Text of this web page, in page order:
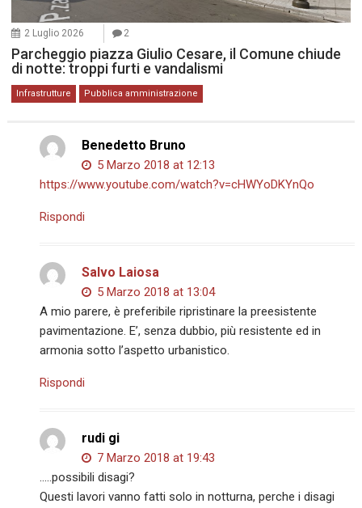
2 Luglio 2026 2
Parcheggio piazza Giulio Cesare, il Comune chiude
di notte: troppi furti e vandalismi
Infrastrutture Pubblica amministrazione
Benedetto Bruno
5 Marzo 2018 at 12:13
https://www.youtube.com/watch?v=cHWYoDKYnQo
Rispondi
Salvo Laiosa
5 Marzo 2018 at 13:04
A mio parere, è preferibile ripristinare la preesistente
pavimentazione. E’, senza dubbio, più resistente ed in
armonia sotto l’aspetto urbanistico.
Rispondi
rudi gi
7 Marzo 2018 at 19:43
…..possibili disagi?
Questi lavori vanno fatti solo in notturna, perche i disagi